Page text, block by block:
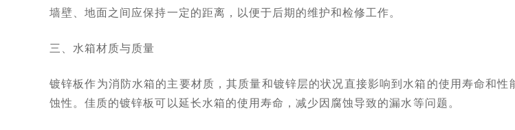
墙壁、地面之间应保持一定的距离，以便于后期的维护和检修工作。
三、水箱材质与质量
镀锌板作为消防水箱的主要材质，其质量和镀锌层的状况直接影响到水箱的使用寿命和
蚀性。佳质的镀锌板可以延长水箱的使用寿命，减少因腐蚀导致的漏水等问题。